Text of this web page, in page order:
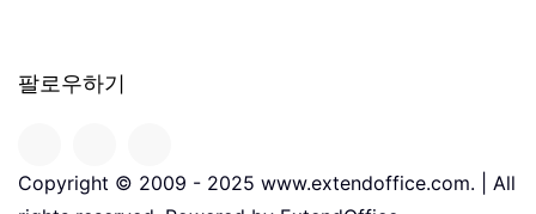
팔로우하기
Copyright © 2009 - 2025 www.extendoffice.com. | All